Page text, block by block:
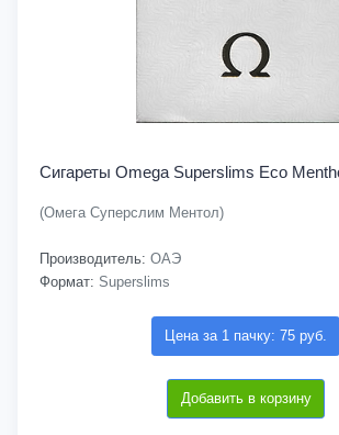
Сигареты Omega Superslims Eco
(Омега Суперслим Ментол)
Производитель: ОАЭ
Формат: Superslims
Цена за 1 пачку: 75 руб.
Добавить в корзину